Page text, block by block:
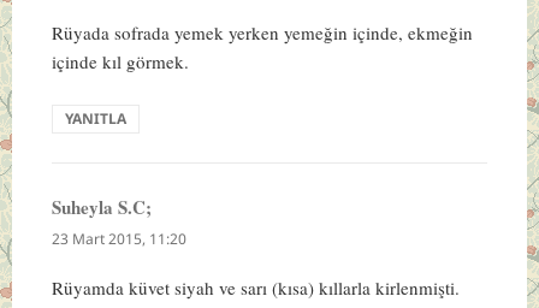
Rüyada sofrada yemek yerken yemeğin içinde, ekmeğin
içinde kıl görmek.
YANITLA
Suheyla S.C;
ki:
23 Mart 2015, 11:20
Rüyamda küvet siyah ve sarı (kısa) kıllarla kirlenmişti.